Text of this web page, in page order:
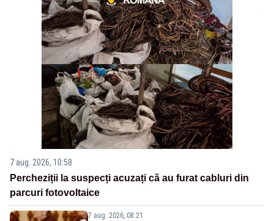
7 aug. 2026, 10:58
Percheziții la suspecți acuzați că au furat cabluri din
parcuri fotovoltaice
7 aug. 2026, 08:21